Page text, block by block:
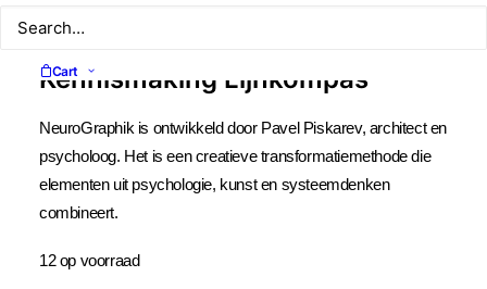
Cart
€39,00
Kennismaking Lijnkompas
NeuroGraphik is ontwikkeld door Pavel Piskarev, architect en
psycholoog. Het is een creatieve transformatiemethode die
elementen uit psychologie, kunst en systeemdenken
combineert.
12 op voorraad